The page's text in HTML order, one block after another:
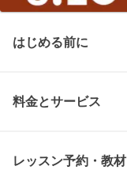
はじめる前に
料金とサービス
レッスン予約・教材